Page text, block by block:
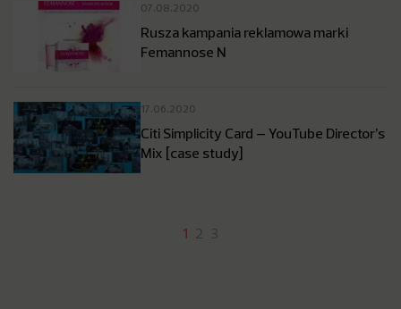
07.08.2020
Rusza kampania reklamowa marki
Femannose N
17.06.2020
Citi Simplicity Card – YouTube Director’s
Mix [case study]
1 2 3